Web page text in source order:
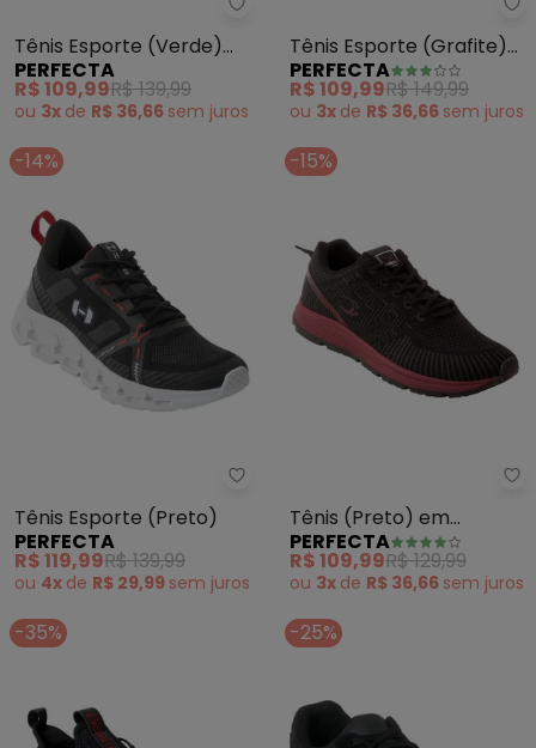
Perfecta - Tênis Esporte
Tênis Esporte (Verde)
em Tecido
PERFECTA
R$ 109,99R$ 139,99
ou 3x de R$ 36,66 sem juros
Tênis Esporte (Grafite)
em Tecido com Sintético
PERFECTA
R$ 109,99R$ 149,99
ou 3x de R$ 36,66 sem juros
-14%
Perfecta - Tênis Esporte
Tênis Esporte (Preto)
PERFECTA
R$ 119,99R$ 139,99
ou 4x de R$ 29,99 sem juros
-15%
Tênis (Preto) em
Sintético
PERFECTA
R$ 109,99R$ 129,99
ou 3x de R$ 36,66 sem juros
-35% -25%